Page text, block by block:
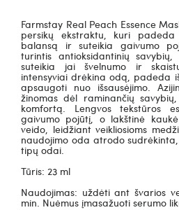
Farmstay Real Peach Essence
persikų ekstraktu, kuri
balansą ir suteikia gaivumo
turintis antioksidantinių
suteikia jai švelnumo ir
intensyviai drėkina odą, padeda
apsaugoti nuo išsausėjimo.
žinomas dėl raminančių
komfortą. Lengvos tekstūros
gaivumo pojūtį, o lakštinė
veido, leidžiant veikliosioms
naudojimo oda atrodo
tipų odai.
Tūris: 23 ml
Naudojimas: uždėti ant švarios
min. Nuėmus įmasažuoti serumo